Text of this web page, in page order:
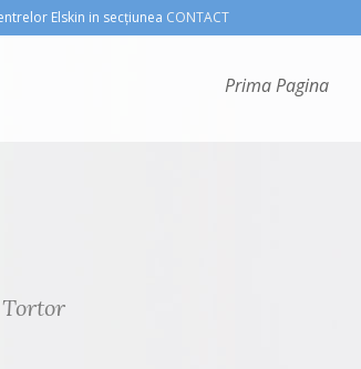
Elskin in secțiunea CONTACT
Prima Pagina